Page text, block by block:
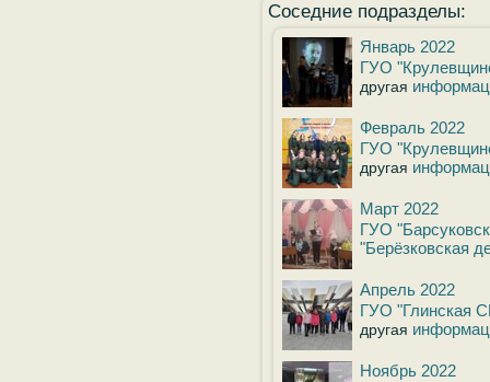
Соседние подразделы:
Январь 2022
ГУО
другая
Февраль 2022
ГУО
другая
Март 2022
ГУО
"Берёзковская
Апрель 2022
ГУО "Глинская
другая
Ноябрь 2022